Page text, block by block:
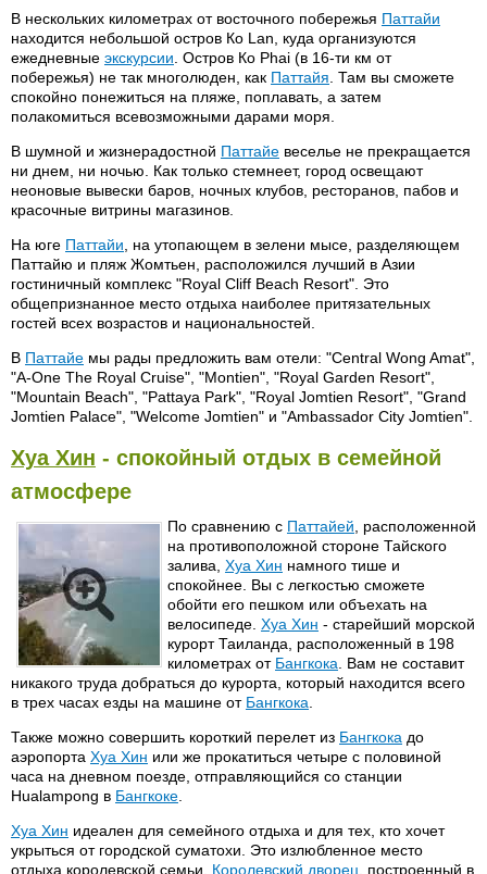
В нескольких километрах от восточного побережья Паттайи
находится небольшой остров Ко Lan, куда организуются
ежедневные экскурсии . Остров Ко Phai (в 16-ти км от
побережья) не так многолюден, как Паттайя . Там вы сможете
спокойно понежиться на пляже, поплавать, а затем
полакомиться всевозможными дарами моря.
В шумной и жизнерадостной Паттайе веселье не прекращается
ни днем, ни ночью. Как только стемнеет, город освещают
неоновые вывески баров, ночных клубов, ресторанов, пабов и
красочные витрины магазинов.
На юге Паттайи , на утопающем в зелени мысе, разделяющем
Паттайю и пляж Жомтьен, расположился лучший в Азии
гостиничный комплекс "Royal Cliff Beach Resort". Это
общепризнанное место отдыха наиболее притязательных
гостей всех возрастов и национальностей.
В Паттайе мы рады предложить вам отели: "Central Wong Amat",
"A-One The Royal Cruise", "Montien", "Royal Garden Resort",
"Mountain Beach", "Pattaya Park", "Royal Jomtien Resort", "Grand
Jomtien Palace", "Welcome Jomtien" и "Ambassador City Jomtien".
Хуа Хин - спокойный отдых в семейной
атмосфере
По сравнению с Паттайей , расположенной
на противоположной стороне Тайского
залива, Хуа Хин намного тише и
спокойнее. Вы с легкостью сможете
обойти его пешком или объехать на
велосипеде. Хуа Хин - старейший морской
курорт Таиланда, расположенный в 198
километрах от Бангкока . Вам не составит
никакого труда добраться до курорта, который находится всего
в трех часах езды на машине от Бангкока
Также можно совершить короткий перелет из Бангкока до
аэропорта Хуа Хин или же прокатиться четыре с половиной
часа на дневном поезде, отправляющийся со станции
Hualampong в Бангкоке
Хуа Хин идеален для семейного отдыха и для тех, кто хочет
укрыться от городской суматохи. Это излюбленное место
отдыха королевской семьи. Королевский дворец , построенный в